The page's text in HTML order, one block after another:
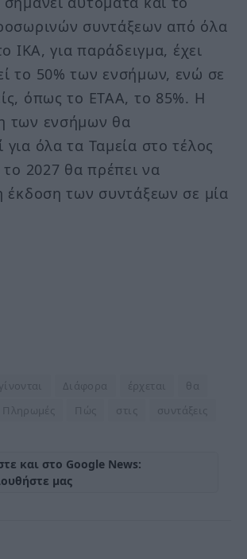
συντάξεων από όλα
ΙΚΑ, για παράδειγμα, έχει
το 50% των ενσήμων, ενώ σε
όπως το ΕΤΑΑ, το 85%. Η
των ενσήμων θα
όλα τα Ταμεία στο τέλος
το 2027 θα πρέπει να
έκδοση των συντάξεων σε μία
γίνονται Διάφορα έρχεται
θα
Πληρωμές Πώς στις συντάξεις
και στο Google News:
μας